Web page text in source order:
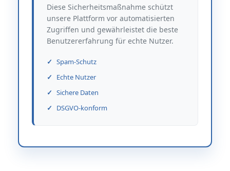
Diese Sicherheitsmaßnahme schützt
unsere Plattform vor automatisierten
Zugriffen und gewährleistet die beste
Benutzererfahrung für echte Nutzer.
Spam-Schutz
Echte Nutzer
Sichere Daten
DSGVO-konform